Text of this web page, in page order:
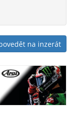
na inzerát